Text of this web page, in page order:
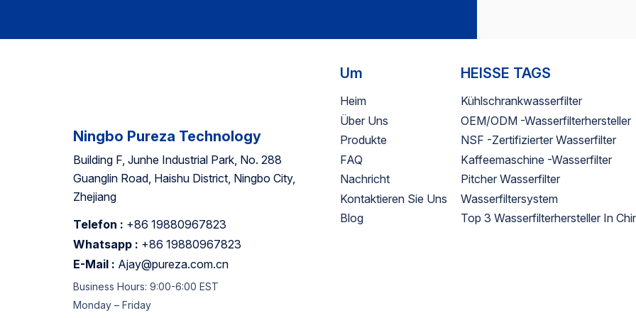
Ningbo Pureza Technology
Building F, Junhe Industrial Park, No. 288
Guanglin Road, Haishu District, Ningbo City,
Zhejiang
Telefon : +86 19880967823
Whatsapp : +86 19880967823
E-Mail : Ajay@pureza.com.cn
Business Hours: 9:00-6:00 EST
Monday – Friday
Um
Heim
Über Uns
Produkte
FAQ
Nachricht
Kontaktieren Sie Uns
Blog
HEISSE TAGS
Kühlschrankwasserfilter
OEM/ODM -Wasserfilterhersteller
NSF -zertifizierter Wasserfilter
Kaffeemaschine -Wasserfilter
Pitcher Wasserfilter
Wasserfiltersystem
Top 3 Wasserfilterhersteller In